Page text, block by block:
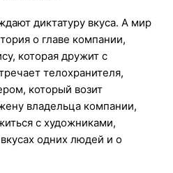
диктатуру вкуса. А мир
о главе компании,
которая дружит с
телохранителя,
который возит
владельца компании,
с художниками,
одних людей и о